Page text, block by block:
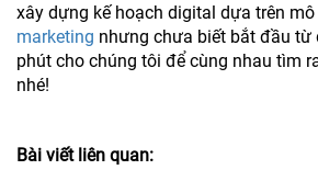
xây dựng kế hoạch digital dựa trên mô
marketing nhưng chưa biết bắt đầu từ
phút cho chúng tôi để cùng nhau tìm
nhé!
Bài viết liên quan: